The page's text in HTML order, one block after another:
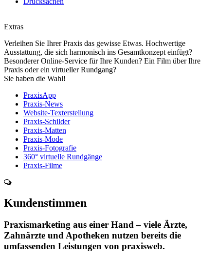
Extras
Verleihen Sie Ihrer Praxis das gewisse Etwas. Hochwertige
Ausstattung, die sich harmonisch ins Gesamtkonzept einfügt?
Besonderer Online-Service für Ihre Kunden? Ein Film über Ihre
Praxis oder ein virtueller Rundgang?
Sie haben die Wahl!
PraxisApp
Praxis-News
Website-Texterstellung
Praxis-Schilder
Praxis-Matten
Praxis-Mode
Praxis-Fotografie
360° virtuelle Rundgänge
Praxis-Filme
Kundenstimmen
Praxismarketing aus einer Hand – viele Ärzte,
Zahnärzte und Apotheken nutzen bereits die
umfassenden Leistungen von praxisweb.